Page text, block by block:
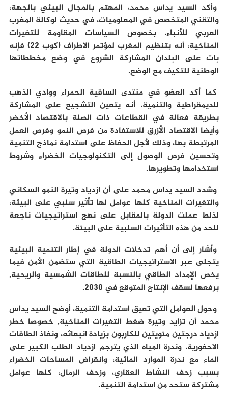
وأكد السيد يداس محمد، المهتم بالمجال البيئي بالجهة،
والتقني المتخصص في المعلوميات، في حديث لوكالة المغرب
العربي للأنباء، بخصوص السياسات المقاومة للتغيرات
المناخية، أنه بتنظيم المغرب لمؤتمر الاطراف (كوب 22) فإنه
بات على البلدان المشاركة الشروع في وضع مخططاتها
الوطنية للتكيف مع الوضع.
كما أكد العضو في منتدى الساقية الحمراء ووادي الذهب
للديمقراطية والتنمية، أنه يتعين التشجيع على المشاركة
بطريقة فعالة في القطاعات ذات الصلة بالاقتصاد الأخضر
وأيضا الاقتصاد الأزرق للاستفادة من فرص النمو وفرص العمل
المرتبطة بها، وذلك لأجل الحفاظ على استدامة نماذج التنمية
وتحسين فرص الوصول إلى التكنولوجيات الخضراء وشروط
استخدامها وتطويرها.
وشدد السيد يداس محمد على أن ازدياد وتيرة النمو السكاني
والتغيرات المناخية كلها عوامل لها تأثير سلبي على البيئة،
لذلط عملت الدولة بالمقابل على نهج استراتيجيات ناجعة
للحد من هذه التأثيرات السلبية على البيئة.
وأشار إلى أن أهم تدخلات الدولة في إطار التنمية البيئية
يتجلى عبر الاستراتيجيات الطاقية التي ستضمن الأمن فيما
يخص الإمداد الطاقي بالنسبة للطاقات الشمسية والريحية,
برفعها لسقف الإنتاج المتوقع في 2030.
وحول العوامل التي تعيق استدامة التنمية، أوضح السيد يداس
محمد أن تزايد وتيرة ضغط التغيرات المناخية, خصوصا خطر
ازدياد درجتين مئويتين للكاربون بزيادة انبعاثه، ونفاذ الطاقات
الاحفورية، وندرة المياه الذي يترجم ازدياد الطلب الكبير على
الماء مع ندرة الموارد المائية، وانقراض المساحات الخضراء
بسبب زحف النشاط العقاري، وزحف الرمال، كلها عوامل
مشتركة ستحد من استدامة التنمية.